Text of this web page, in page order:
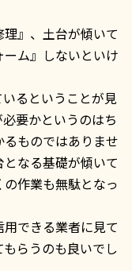
』、土台が傾いて
ム』しないといけ
るということが見
要かというのはち
ものではありませ
なる基礎が傾いて
作業も無駄となっ
できる業者に見て
らうのも良いでし